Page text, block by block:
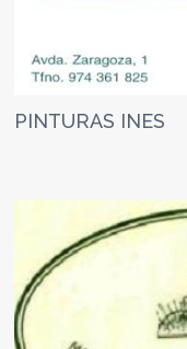
PINTURAS INES